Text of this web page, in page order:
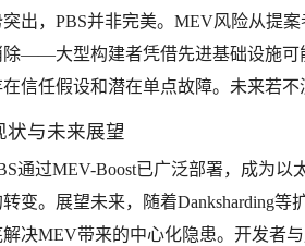
出，PBS并非完美。MEV风险从提
——大型构建者凭借先进基础设施可
信任假设和潜在单点故障。未来若不
状与未来展望
通过MEV-Boost已广泛部署，成为
变。展望未来，随着Danksharding
解决MEV带来的中心化隐患。开发者